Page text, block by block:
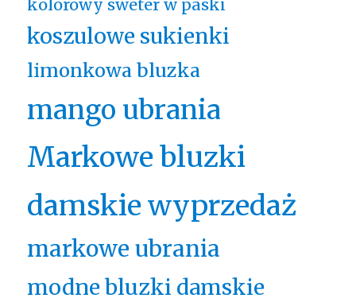
kolorowy sweter w paski
koszulowe sukienki
limonkowa bluzka
mango ubrania
Markowe bluzki
damskie wyprzedaż
markowe ubrania
modne bluzki damskie